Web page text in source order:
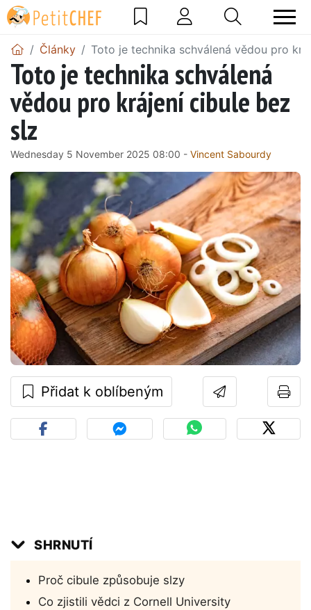
Články Toto je technika schválená vědou pro
Toto je technika schválená
vědou pro krájení cibule bez
slz
Wednesday 5 November 2025 08:00 - Vincent Sabourdy
Přidat k oblíbeným
SHRNUTÍ
Proč cibule způsobuje slzy
Co zjistili vědci z Cornell University